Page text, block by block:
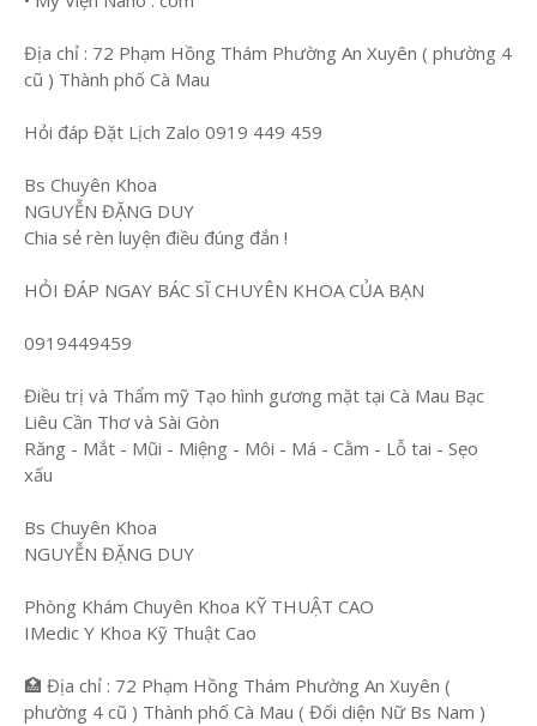
Địa chỉ : 72 Phạm Hồng Thám Phường An Xuyên ( phường 4
cũ ) Thành phố Cà Mau
Hỏi đáp Đặt Lịch Zalo 0919 449 459
Bs Chuyên Khoa
NGUYỄN ĐẶNG DUY
Chia sẻ rèn luyện điều đúng đắn !
HỎI ĐÁP NGAY BÁC SĨ CHUYÊN KHOA CỦA BẠN
0919449459
Điều trị và Thẩm mỹ Tạo hình gương mặt tại Cà Mau Bạc
Liêu Cần Thơ và Sài Gòn
Răng - Mắt - Mũi - Miệng - Môi - Má - Cằm - Lỗ tai - Sẹo
xấu
Bs Chuyên Khoa
NGUYỄN ĐẶNG DUY
Phòng Khám Chuyên Khoa KỸ THUẬT CAO
IMedic Y Khoa Kỹ Thuật Cao
🏥 Địa chỉ : 72 Phạm Hồng Thám Phường An Xuyên (
phường 4 cũ ) Thành phố Cà Mau ( Đối diện Nữ Bs Nam )